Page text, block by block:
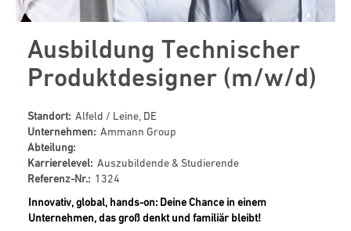
Ausbildung Technischer
Produktdesigner (m/w/d)
Standort: Alfeld / Leine, DE
Unternehmen: Ammann Group
Abteilung:
Karrierelevel: Auszubildende & Studierende
Referenz-Nr.: 1324
Innovativ, global, hands-on: Deine Chance in einem
Unternehmen, das groß denkt und familiär bleibt!